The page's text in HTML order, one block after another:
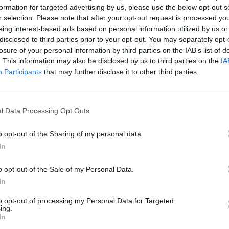
for targeted advertising by us, please use the below opt-out
selection. Please note that after your opt-out request is processed
interest-based ads based on personal information utilized by us
to third parties prior to your opt-out. You may separately
of your personal information by third parties on the IAB’s list of
This information may also be disclosed by us to third parties on the
Participants that may further disclose it to other third parties.
Data Processing Opt Outs
opt-out of the Sharing of my personal data.
opt-out of the Sale of my Personal Data.
opt-out of processing my Personal Data for Targeted
Cím: Dudás Attila
Műgyűjtők Háza kft.
Budapest
1023.Bp. Zsigmond tér 11.
1023
Telefon: 18008123
Bemutatkozás: 2013 nyarán nyitottuk meg
optimális áron, gyorsan találjanak vevőt
gyűjteményüket változatos kínálatunkból.
árverést! Kedd-től péntek-ig 11.00-este 18.00